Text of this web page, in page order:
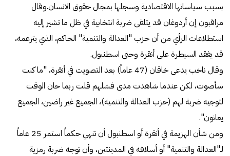
بسبب سياساتها الاقتصادية وسجلها بمجال حقوق الانسان.وقال
مراقبون إن أردوغان قد يتلقى ضربة انتخابية في ظل ما تشير إليه
استطلاعات الرأي من أن حزب "العدالة والتنمية" الحاكم، الذي يتزعمه،
قد يفقد السيطرة على أنقرة وحتى اسطنبول.
وقال ناخب يدعى خاقان (47 عاماً) بعد التصويت في أنقرة، "ما كنت
سأصوت، لكن عندما شاهدت مدى فشلهم قلت ربما حان الوقت
لتوجيه ضربة لهم (حزب العدالة والتنمية)، الجميع غير راضين، الجميع
يعانون".
ومن شأن الهزيمة في أنقرة أو اسطنبول أن تنهي حكماً استمر 25 عاماً
لـ"العدالة والتنمية" أو أسلافه في المدينتين، وأن توجه ضربة رمزية